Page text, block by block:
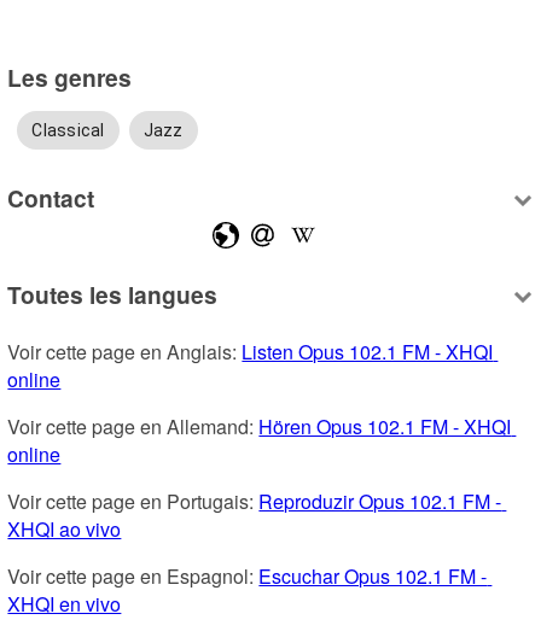
Les genres
Classical Jazz
Contact
Toutes les langues
Voir cette page en Anglais: Listen Opus 102.1 FM - XHQI
online
Voir cette page en Allemand: Hören Opus 102.1 FM - XHQI
online
Voir cette page en Portugais: Reproduzir Opus 102.1 FM -
XHQI ao vivo
Voir cette page en Espagnol: Escuchar Opus 102.1 FM -
XHQI en vivo